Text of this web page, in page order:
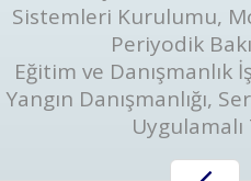
Sistemleri Kurulumu,
Periyodik
Eğitim ve
Yangın Danışmanlığı,